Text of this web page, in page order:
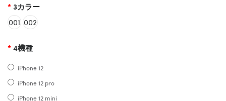
3カラー
001 002
4機種
iPhone 12
iPhone 12 pro
iPhone 12 mini